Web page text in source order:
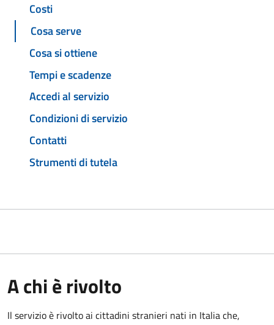
Costi
Cosa serve
Cosa si ottiene
Tempi e scadenze
Accedi al servizio
Condizioni di servizio
Contatti
Strumenti di tutela
A chi è rivolto
Il servizio è rivolto ai cittadini stranieri nati in Italia che,